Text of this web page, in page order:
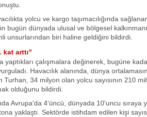
yolcu ve kargo taşımacılığında
bugün dünyada ulusal ve bölgesel
unsurlarından biri haline geldiğini bildirdi.
kat arttı"
çalışmalara değinerek, bugüne kadar
Havacılık alanında, dünya
34 milyon olan yolcu sayısının 210
olduğunu bildirdi.
Avrupa'da 4'üncü, dünyada 10'uncu sıraya
yaklaştı. Sektörde istihdam edilen kişi